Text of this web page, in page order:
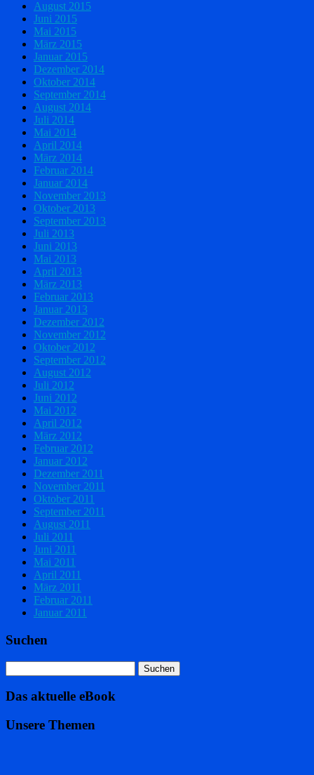
August 2015
Juni 2015
Mai 2015
März 2015
Januar 2015
Dezember 2014
Oktober 2014
September 2014
August 2014
Juli 2014
Mai 2014
April 2014
März 2014
Februar 2014
Januar 2014
November 2013
Oktober 2013
September 2013
Juli 2013
Juni 2013
Mai 2013
April 2013
März 2013
Februar 2013
Januar 2013
Dezember 2012
November 2012
Oktober 2012
September 2012
August 2012
Juli 2012
Juni 2012
Mai 2012
April 2012
März 2012
Februar 2012
Januar 2012
Dezember 2011
November 2011
Oktober 2011
September 2011
August 2011
Juli 2011
Juni 2011
Mai 2011
April 2011
März 2011
Februar 2011
Januar 2011
Suchen
Das aktuelle eBook
Unsere Themen